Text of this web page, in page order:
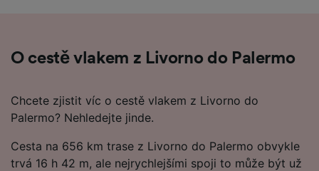
O cestě vlakem z Livorno do Palermo
Chcete zjistit víc o cestě vlakem z Livorno do
Palermo? Nehledejte jinde.
Cesta na 656 km trase z Livorno do Palermo obvykle
trvá 16 h 42 m, ale nejrychlejšími spoji to může být už